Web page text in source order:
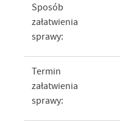
Sposób
załatwienia
sprawy:
Termin
załatwienia
sprawy: